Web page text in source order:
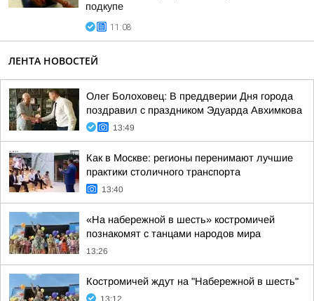
подкупе
11:08
ЛЕНТА НОВОСТЕЙ
Олег Болоховец: В преддверии Дня города
поздравил с праздником Эдуарда Авхимкова
13:49
Как в Москве: регионы перенимают лучшие
практики столичного транспорта
13:40
«На набережной в шесть» костромичей
познакомят с танцами народов мира
13:26
Костромичей ждут на "Набережной в шесть"
13:12